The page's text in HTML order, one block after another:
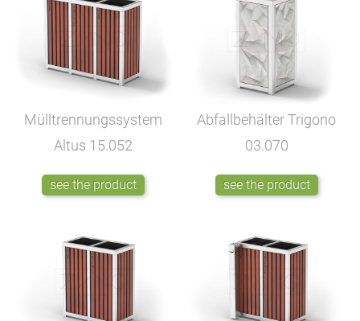
Mülltrennungssystem
Altus 15.052
see the product
Abfallbehälter Trigono
03.070
see the product